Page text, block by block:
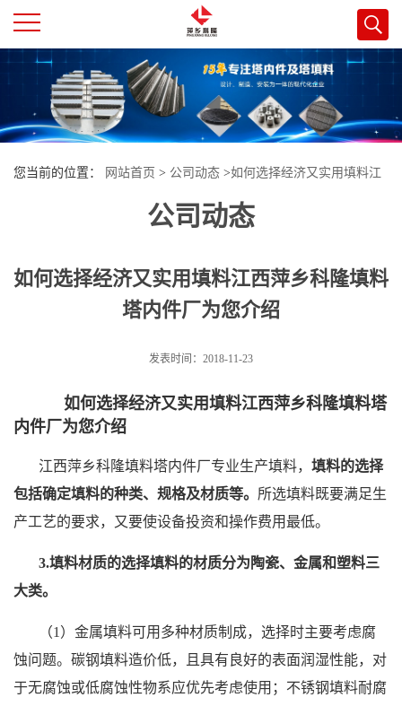
公
司
公
司
动
态
品
展
您当前的位置： 网站首页 > 公司动态 >如何选择经济又实用填料江
西萍乡科隆填料塔内件厂为您介绍公司动态
如何选择经济又实用填料江西萍乡科隆填料
塔内件厂为您介绍
发表时间：2018-11-23
如何选择经济又实用填料江西萍乡科隆填料塔
内件厂为您介绍
江西萍乡科隆填料塔内件厂专业生产填料， 填料的选择
包括确定填料的种类、规格及材质等。 所选填料既要满足生
产工艺的要求，又要使设备投资和操作费用最低。
3.填料材质的选择填料的材质分为陶瓷、金属和塑料三
大类。
（1）金属填料可用多种材质制成，选择时主要考虑腐
蚀问题。碳钢填料造价低，且具有良好的表面润湿性能，对
于无腐蚀或低腐蚀性物系应优先考虑使用；不锈钢填料耐腐